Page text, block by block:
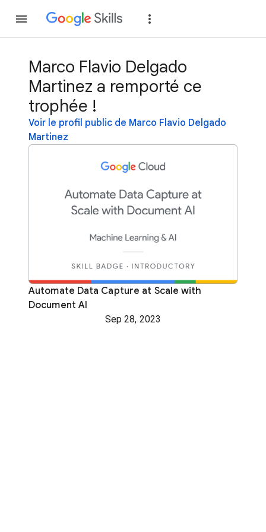
Marco Flavio Delgado
Martinez a remporté ce
trophée !
Voir le profil public de Marco Flavio Delgado
Martinez